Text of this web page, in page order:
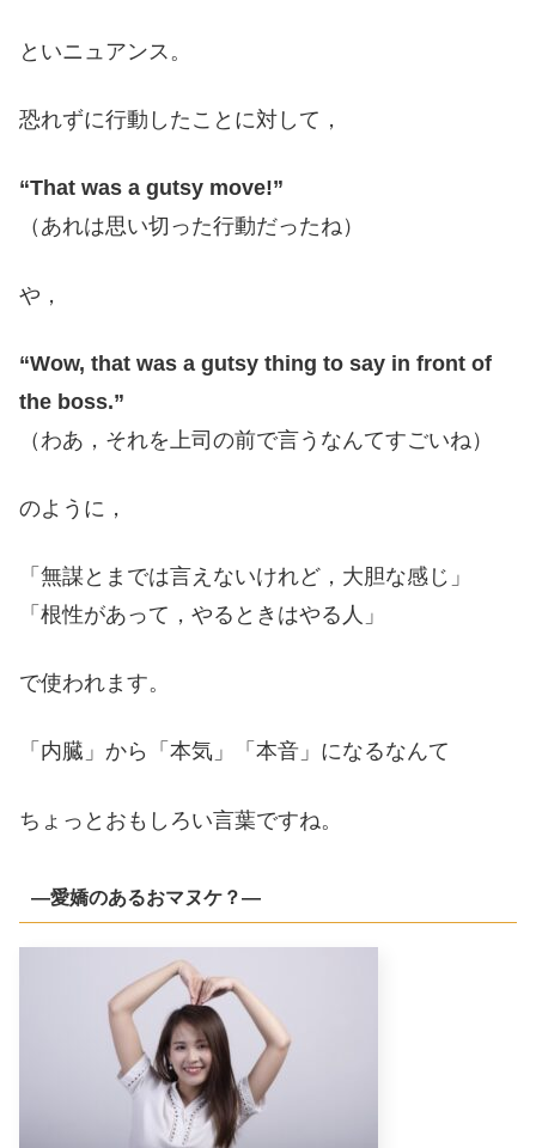
といニュアンス。
恐れずに行動したことに対して，
“That was a gutsy move!”
（あれは思い切った行動だったね）
や，
“Wow, that was a gutsy thing to say in front of
the boss.”
（わあ，それを上司の前で言うなんてすごいね）
のように，
「無謀とまでは言えないけれど，大胆な感じ」
「根性があって，やるときはやる人」
で使われます。
「内臓」から「本気」「本音」になるなんて
ちょっとおもしろい言葉ですね。
―愛嬌のあるおマヌケ？―